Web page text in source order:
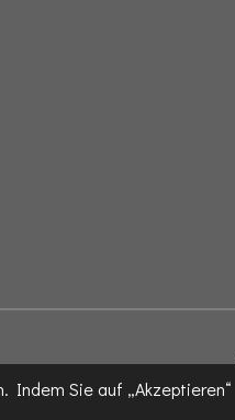
Indem Sie auf „Akzeptieren“